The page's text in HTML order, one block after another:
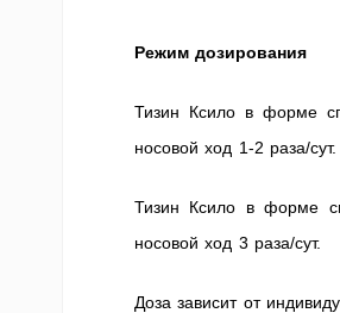
Режим дозирования
Тизин Ксило в форме
носовой ход 1-2 раза/сут.
Тизин Ксило в форме
носовой ход 3 раза/сут.
Доза зависит от